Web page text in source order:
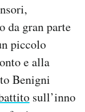
da gran parte
piccolo
e alla
Benigni
sull’inno